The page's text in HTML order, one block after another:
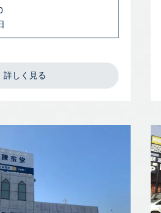
詳しく見る